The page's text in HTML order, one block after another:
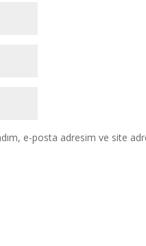
e-posta adresim ve site